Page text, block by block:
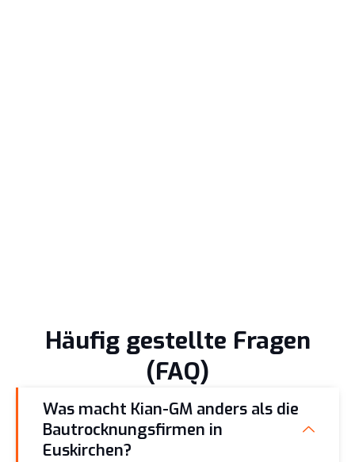
Häufig gestellte Fragen
(FAQ)
Was macht Kian-GM anders als die
Bautrocknungsfirmen in
Euskirchen?